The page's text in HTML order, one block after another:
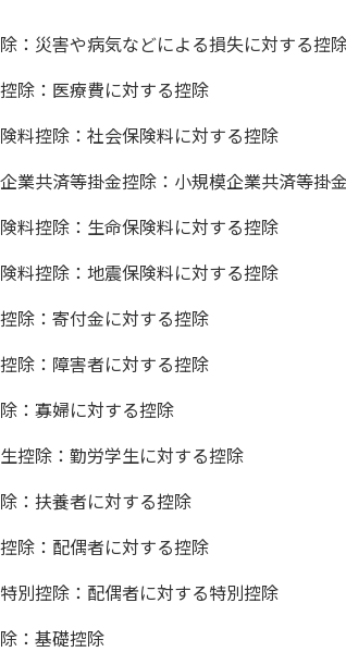
：災害や病気などによる損失に対する控
除：医療費に対する控除
料控除：社会保険料に対する控除
業共済等掛金控除：小規模企業共済等掛
料控除：生命保険料に対する控除
料控除：地震保険料に対する控除
除：寄付金に対する控除
除：障害者に対する控除
：寡婦に対する控除
控除：勤労学生に対する控除
：扶養者に対する控除
除：配偶者に対する控除
別控除：配偶者に対する特別控除
：基礎控除